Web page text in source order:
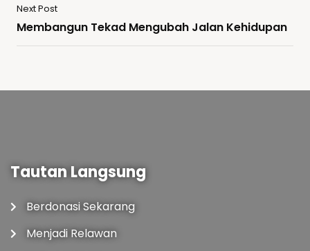
Next Post
Membangun Tekad Mengubah Jalan Kehidupan
Tautan Langsung
Berdonasi Sekarang
Menjadi Relawan